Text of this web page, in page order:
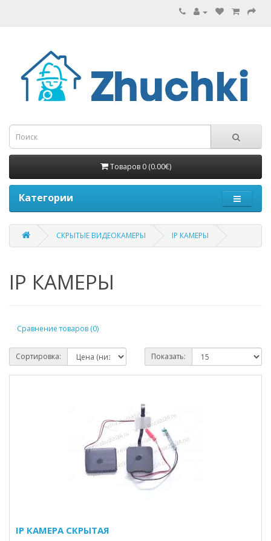
Товаров 0 (0.00€)
Категории
СКРЫТЫЕ ВИДЕОКАМЕРЫ IP КАМЕРЫ
IP КАМЕРЫ
Сравнение товаров (0)
Сортировка: Показать:
IP КАМЕРА СКРЫТАЯ